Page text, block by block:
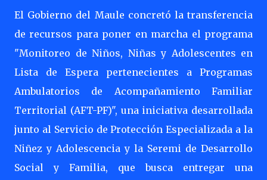
El Gobierno del Maule concretó la transferencia
de recursos para poner en marcha el programa
"Monitoreo de Niños, Niñas y Adolescentes en
Lista de Espera pertenecientes a Programas
Ambulatorios de Acompañamiento Familiar
Territorial (AFT-PF)", una iniciativa desarrollada
junto al Servicio de Protección Especializada a la
Niñez y Adolescencia y la Seremi de Desarrollo
Social y Familia, que busca entregar una